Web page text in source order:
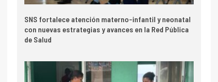
SNS fortalece atención materno-infantil y neonatal
con nuevas estrategias y avances en la Red Pública
de Salud